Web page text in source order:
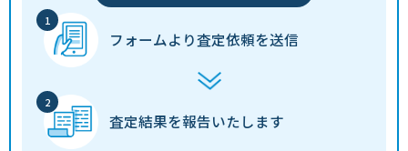
フォームより査定依頼を送信
査定結果を報告いたします